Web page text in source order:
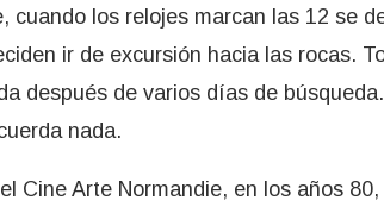
cuando los relojes marcan las 12 se
ir de excursión hacia las rocas.
después de varios días de
nada.
Cine Arte Normandie, en los años